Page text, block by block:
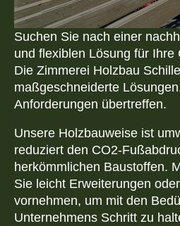
Suchen Sie nach einer
und flexiblen Lösung für Ihre
Die Zimmerei Holzbau
maßgeschneiderte
Anforderungen übertreffen.
Unsere Holzbauweise ist
reduziert den CO2-
herkömmlichen Baustoffen.
Sie leicht Erweiterungen
vornehmen, um mit den
Unternehmens Schritt zu